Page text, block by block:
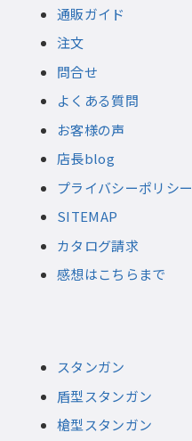
通販ガイド
注文
問合せ
よくある質問
お客様の声
店長blog
プライバシーポリシー
SITEMAP
カタログ請求
感想はこちらまで
スタンガン
盾型スタンガン
槍型スタンガン